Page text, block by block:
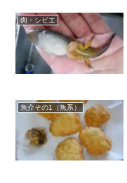
肉・シビエ
魚介その1（魚系）